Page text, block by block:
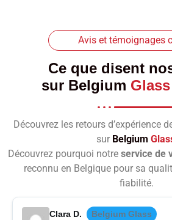
Avis et témoignages
Ce que disent
sur Belgium Glass
Découvrez les retours d’expérience
sur Belgium
Découvrez pourquoi notre service de
reconnu en Belgique pour sa
fiabilité.
Clara D.
Belgium Glass